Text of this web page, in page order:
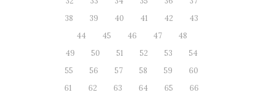
38
39 40 41 42
43
44
45 46 47
48
49
50 51 52 53
54
55
56 57 58 59
60
61
62 63 64 65
66